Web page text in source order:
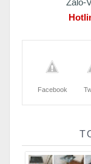
Facebook